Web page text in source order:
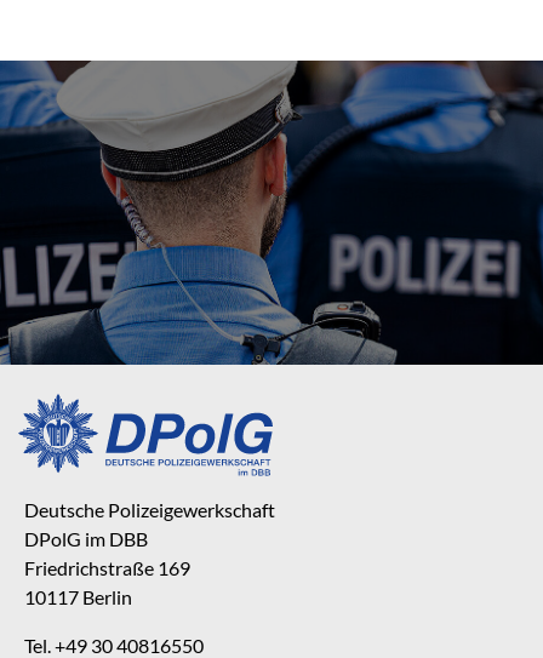
Deutsche Polizeigewerkschaft
DPolG im DBB
Friedrichstraße 169
10117 Berlin
Tel. +49 30 40816550